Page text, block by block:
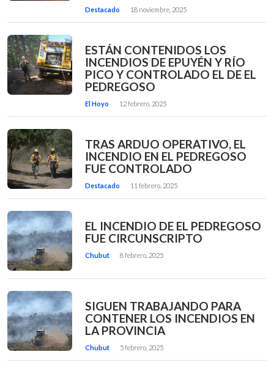
Destacado 18 noviembre, 2025
ESTÁN CONTENIDOS LOS
INCENDIOS DE EPUYÉN Y RÍO
PICO Y CONTROLADO EL DE EL
PEDREGOSO
El Hoyo 12 febrero, 2025
TRAS ARDUO OPERATIVO, EL
INCENDIO EN EL PEDREGOSO
FUE CONTROLADO
Destacado 11 febrero, 2025
EL INCENDIO DE EL PEDREGOSO
FUE CIRCUNSCRIPTO
Chubut 8 febrero, 2025
SIGUEN TRABAJANDO PARA
CONTENER LOS INCENDIOS EN
LA PROVINCIA
Chubut 5 febrero, 2025